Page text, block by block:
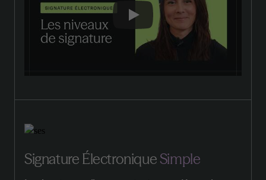
Play
Signature ÉlectroniqueSimple